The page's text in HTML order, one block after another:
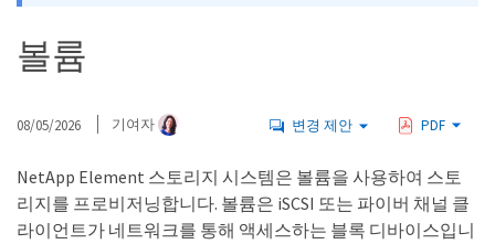
볼륨
08/05/2026 기여자 변경 제안 PDF
NetApp Element 스토리지 시스템은 볼륨을 사용하여 스토
리지를 프로비저닝합니다. 볼륨은 iSCSI 또는 파이버 채널 클
라이언트가 네트워크를 통해 액세스하는 블록 디바이스입니